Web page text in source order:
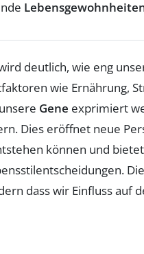
deutlich, wie eng
wie Ernährung,
Gene exprimiert
Dies eröffnet neue
können und
dass wir Einfluss auf